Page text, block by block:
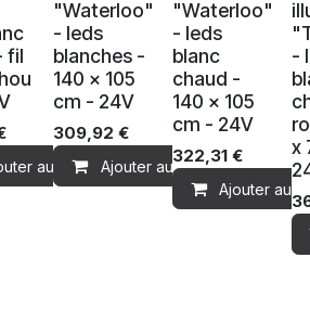
fil
au panier
"Waterloo"
- leds
blanches -
140 x 105
cm - 24V
309,92 €
Ajouter au panier
"Waterloo"
- leds
blanc
chaud -
140 x 105
cm - 24V
322,31€
Ajouter au
-
x